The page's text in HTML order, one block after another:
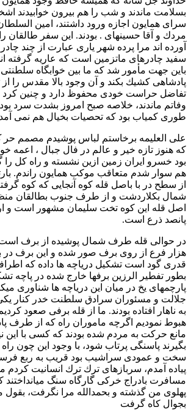
بسلامت ماندند و شب را هم بیرون خوابیدند
سرای همایون اجازه ورود داشتند، امین
مردك و آقا حسینهای . بودند. این سفر طالقان
آورده اند مرا پرده شهر یاری عبارت از چند
سفید چادرهای ماتزمین است که عاریه گرفته
باین جهت مأمور شد که ما بین خوابگاه
پادشاهی كشيك بكند و آن وجود بالا مقدس را
تفاضل حراست خودی محفوظ دارد و چنین کرد
وفاتم ماندند، خلاصه صبح امروز بشدت سرد
طوری کمیاب بود که تحصیات بخيال هم نمی
علی العليمه برخاستم لباس پوشیدم مصمم
که هنوز تازه خیر و عالم در فال جبال ، اعمه
بود خسرو ایران زمین ازین نشسته و راه کل را
هم سوار شدم متعاقب موکب همایون راندم.
از سطح در با باصل قله کوه آنجایی که کوه
شمال بکلاردشت و از طرف جنوب بطالقان
اصل قله این کوه تخت سلیمان مشهور است و
پانصد ذرع است.
در حوالی قله طرف شمال پوشیده از برف است
هزار فرع از روی برف صور شده و این برف در
قدری گود است تشکیل دریاچه ها داده که
بطور تفطير الرزين برفها خارج شده در پاچه
پارچمهای یخ در میان این دریاچه ها شناوری
جلالت و مسئوران سرادق سلطنت خدر کنار یکی
به ناهار افتاده بودند. ما از قله برفی صعود
هبوط نمودیم اگرچه ماموران راه که از طرف
مانع حرکت به مردم شده بودند که کسی با این
بگیرند پاسنگی پرتاب شود، با وجود این چون راه
سخت و عمودی سراشیب بود قریب به ربع
پیاده آمدم، سربازهای ترك ترك انسانيت کردم
مسافرت بادراج خرکی گارگاه سنگ
پهلوی من گذشته و بحمدالله مرا نگرفت، بقول
بجوال کاه گرفت